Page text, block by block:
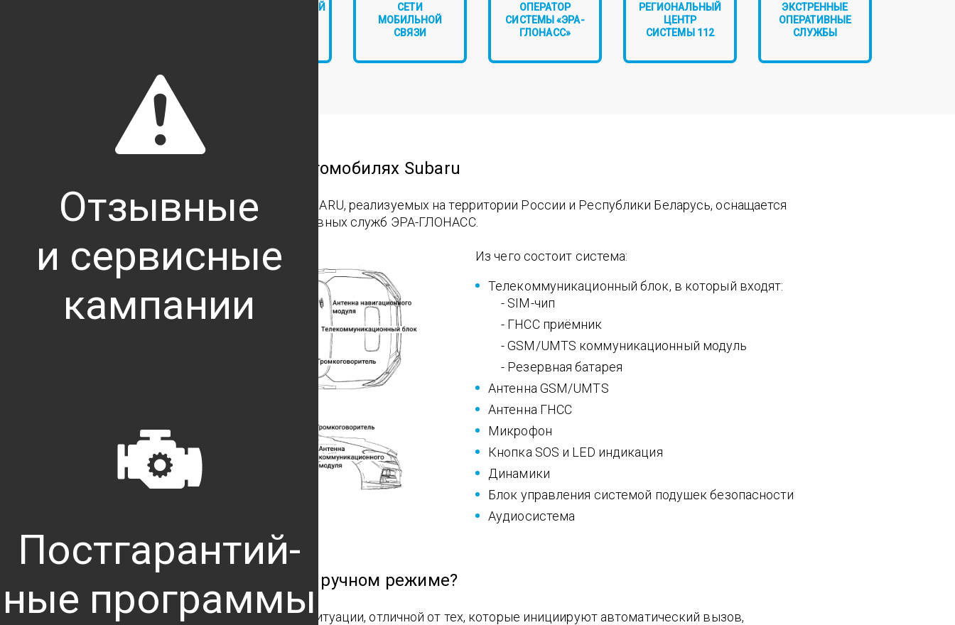
Отзывные
и сервисные
кампании
Постгарантий-
ные программы
АВТОМОБИЛЬНЫЙ
СЕТИ
МОБИЛЬНОЙ
СВЯЗИ
ОПЕРАТОР
СИСТЕМЫ «ЭРА-
ГЛОНАСС»
РЕГИОНАЛЬНЫЙ
ЦЕНТР
СИСТЕМЫ 112
ЭКСТРЕННЫЕ
ОПЕРАТИВНЫЕ
СЛУЖБЫ
Система ЭРА-ГЛОНАСС в автомобилях Subaru
Весь модельный ряд автомобилей SUBARU, реализуемых на территории России и Республики Беларусь, оснащается
системой вызова экстренных оперативных служб ЭРА-ГЛОНАСС.
Из чего состоит система:
Телекоммуникационный блок, в который входят:
- SIM-чип
- ГНСС приёмник
- GSM/UMTS коммуникационный модуль
- Резервная батарея
Антенна GSM/UMTS
Антенна ГНСС
Микрофон
Кнопка SOS и LED индикация
Динамики
Блок управления системой подушек безопасности
Аудиосистема
Как активировать систему в ручном режиме?
В случае возникновения экстренной ситуации, отличной от тех, которые инициируют автоматический вызов,